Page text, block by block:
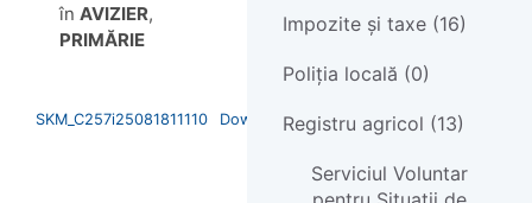
în AVIZIER,
PRIMĂRIE
SKM_C257i25081811110 Download
Impozite și taxe (16)
Poliția locală (0)
Registru agricol (13)
Serviciul Voluntar